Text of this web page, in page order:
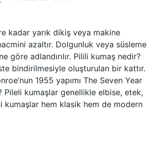
kadar yarık dikiş veya makine
azaltır. Dolgunluk veya süsleme
göre adlandırılır. Pilili kumaş nedir?
bindirilmesiyle oluşturulan bir kattır.
1955 yapımı The Seven Year
Pileli kumaşlar genellikle elbise, etek,
kumaşlar hem klasik hem de modern